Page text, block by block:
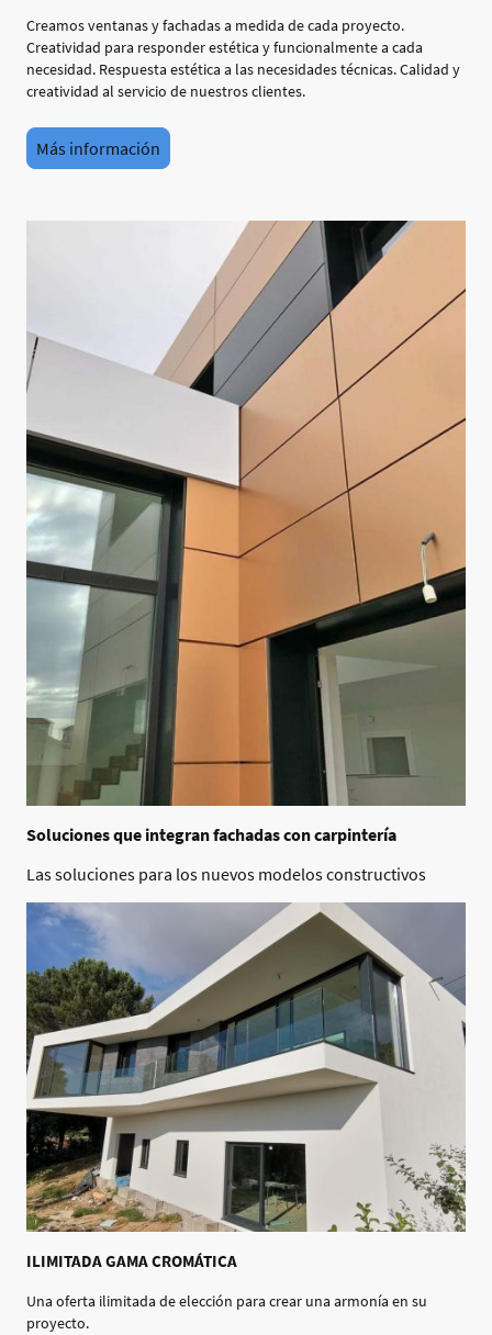
Creamos ventanas y fachadas a medida de cada proyecto.
Creatividad para responder estética y funcionalmente a cada
necesidad. Respuesta estética a las necesidades técnicas. Calidad y
creatividad al servicio de nuestros clientes.
Más información
Soluciones que integran fachadas con carpintería
Las soluciones para los nuevos modelos constructivos
ILIMITADA GAMA CROMÁTICA
Una oferta ilimitada de elección para crear una armonía en su
proyecto.